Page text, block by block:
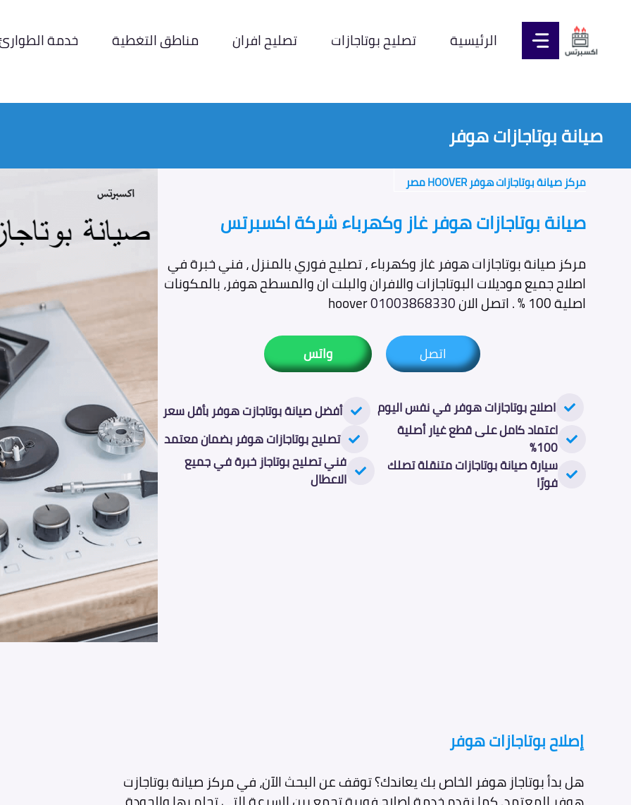
المحتوى الرئيسية تصليح بوتاجازات تصليح افران مناطق التغطية خدمة
صيانة بوتاجازات هوفر
مركز صيانة بوتاجازات هوفر HOOVER مصر
صيانة بوتاجازات هوفر غاز وكهرباء شركة اكسبرتس
مركز صيانة بوتاجازات هوفر غاز وكهرباء ، تصليح فوري بالمنزل ، فني خبرة في
اصلاح جميع موديلات البوتاجازات والافران والبلت ان والمسطح هوفر، بالمكونات
اصلية 100 % . اتصل الان 01003868330
اتصل واتس
اصلاح بوتاجازات هوفر في نفس اليوم
اعتماد كامل على قطع غيار أصلية
100%
سيارة صيانة بوتاجازات متنقلة تصلك
فورًا
أفضل صيانة بوتاجازت هوفر بأقل سعر
تصليح بوتاجازات هوفر بضمان معتمد
فني تصليح بوتاجاز خبرة في جميع
الاعطال
إصلاح بوتاجازات هوفر
هل بدأ بوتاجاز هوفر الخاص بك يعاندك؟ توقف عن البحث الآن، في مركز صيانة بوتاجازت